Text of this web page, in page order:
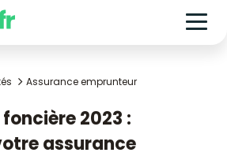
Assurance emprunteur
assurance